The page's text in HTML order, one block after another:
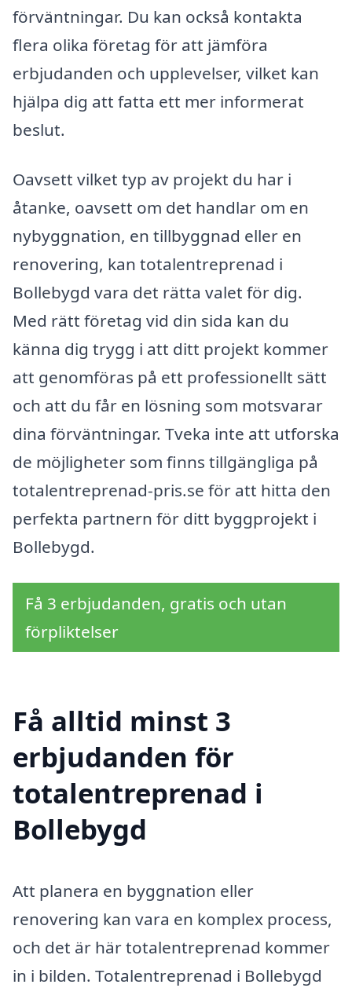
förväntningar. Du kan också kontakta
flera olika företag för att jämföra
erbjudanden och upplevelser, vilket kan
hjälpa dig att fatta ett mer informerat
beslut.
Oavsett vilket typ av projekt du har i
åtanke, oavsett om det handlar om en
nybyggnation, en tillbyggnad eller en
renovering, kan totalentreprenad i
Bollebygd vara det rätta valet för dig.
Med rätt företag vid din sida kan du
känna dig trygg i att ditt projekt kommer
att genomföras på ett professionellt sätt
och att du får en lösning som motsvarar
dina förväntningar. Tveka inte att utforska
de möjligheter som finns tillgängliga på
totalentreprenad-pris.se för att hitta den
perfekta partnern för ditt byggprojekt i
Bollebygd.
Få 3 erbjudanden, gratis och utan
förpliktelser
Få alltid minst 3
erbjudanden för
totalentreprenad i
Bollebygd
Att planera en byggnation eller
renovering kan vara en komplex process,
och det är här totalentreprenad kommer
in i bilden. Totalentreprenad i Bollebygd